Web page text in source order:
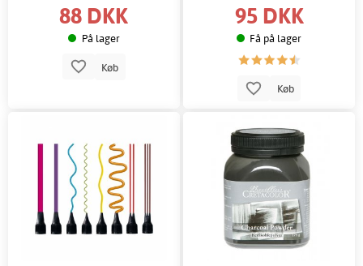
88 DKK
På lager
Køb
95 DKK
Få på lager
Køb